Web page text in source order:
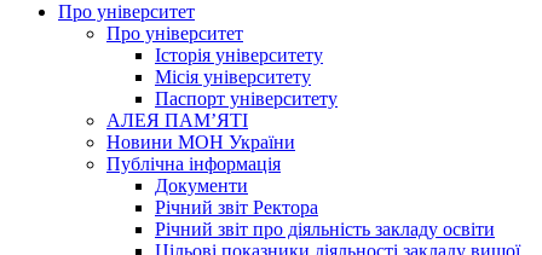
Про університет
Про університет
Історія університету
Місія університету
Паспорт університету
АЛЕЯ ПАМ’ЯТІ
Новини МОН України
Публічна інформація
Документи
Річний звіт Ректора
Річний звіт про діяльність закладу освіти
Цільові показники діяльності закладу вищої